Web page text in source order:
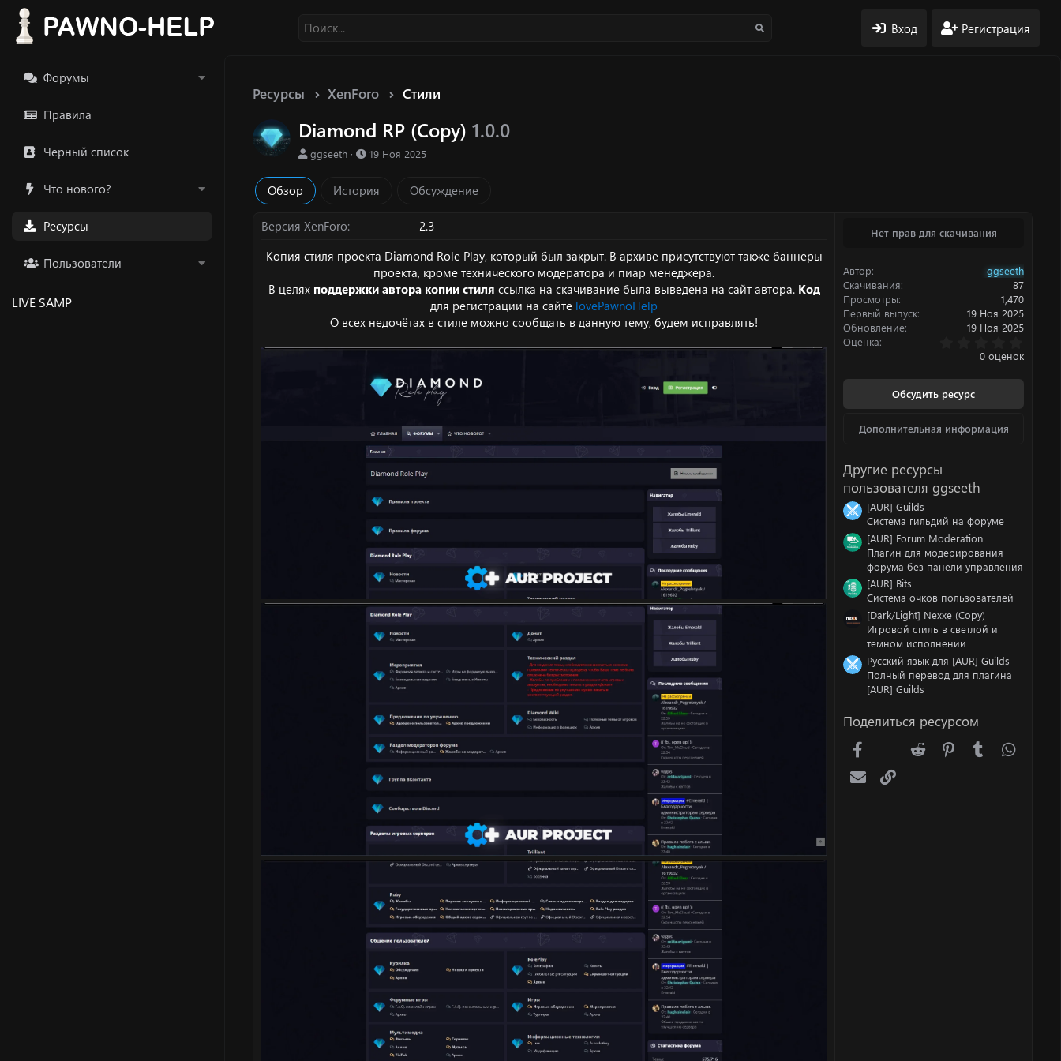
Вход Регистрация
Форумы
Правила
Черный список
Что нового?
Ресурсы
Пользователи
LIVE SAMP
Ресурсы XenForo Стили
Diamond RP (Copy) 1.0.0
А
т
о
ggseeth
Д
а
д
н
и
19 Ноя 2025
Обзор История Обсуждение
Версия XenForo
2.3
Копия стиля проекта Diamond Role Play, который был закрыт. В архиве присутствуют также баннеры
проекта, кроме технического модератора и пиар менеджера.
В целях поддержки автора копии стиля ссылка на скачивание была выведена на сайт автора. Код
для регистрации на сайте lovePawnoHelp
О всех недочётах в стиле можно сообщать в данную тему, будем исправлять!
Нет прав для скачивания
Автор
ggseeth
Скачивания
87
Просмотры
1,470
Первый выпуск
19 Ноя 2025
Обновление
19 Ноя 2025
Оценка
.
0
0 оценок
Обсудить ресурс
Дополнительная информация
Другие ресурсы
пользователя ggseeth
[AUR] Guilds
Система гильдий на форуме
[AUR] Forum Moderation
Плагин для модерирования
форума без панели управления
[AUR] Bits
Система очков пользователей
[Dark/Light] Nexxe (Copy)
Игровой стиль в светлой и
темном исполнении
Русский язык для [AUR] Guilds
Полный перевод для плагина
[AUR] Guilds
Поделиться ресурсом
FacebookX (Twitter)
Reddit PinterestTumblr
Электронная почта